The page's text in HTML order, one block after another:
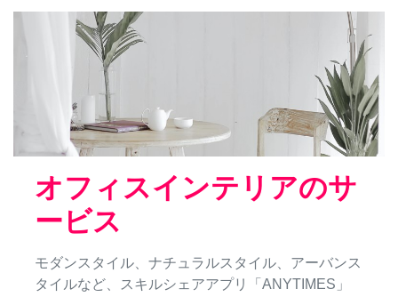
オフィスインテリアのサ
ービス
モダンスタイル、ナチュラルスタイル、アーバンス
タイルなど、スキルシェアアプリ「ANYTIMES」